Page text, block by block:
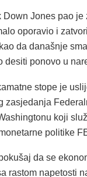
Down Jones pao je
oporavio i
da današnje
desiti ponovo u
stope je
zasjedanja
koji
politike
da se
rastom napetosti